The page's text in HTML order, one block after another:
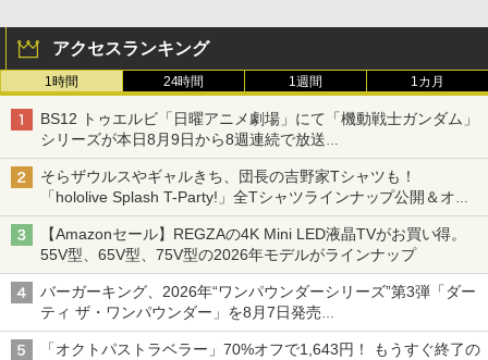
アクセスランキング
1時間 24時間 1週間 1カ月
BS12 トゥエルビ「日曜アニメ劇場」にて「機動戦士ガンダム」
シリーズが本日8月9日から8週連続で放送
初回は「機動戦士ガンダム【HDリマスター版】」
そらザウルスやギャルきち、団長の吉野家Tシャツも！
「hololive Splash T-Party!」全Tシャツラインナップ公開＆オン
ライン販売開始
【Amazonセール】REGZAの4K Mini LED液晶TVがお買い得。
55V型、65V型、75V型の2026年モデルがラインナップ
バーガーキング、2026年“ワンパウンダーシリーズ”第3弾「ダー
ティ ザ・ワンパウンダー」を8月7日発売
「特製ガーリックマヨソース」を使用した超大型チーズバーガー
「オクトパストラベラー」70%オフで1,643円！ もうすぐ終了の